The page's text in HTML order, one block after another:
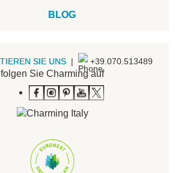
BLOG
SIE UNS | +39.070.513489
folgen Sie Charming auf